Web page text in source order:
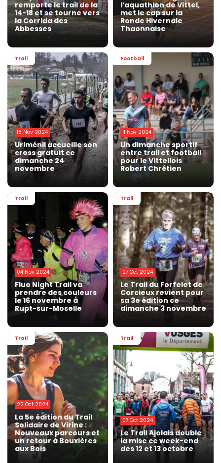
remporte le trail de la
14-18 et se tourne vers
la Corrida des
Abbesses
l’aquathlon de Vittel,
met le cap sur la
Ronde Hivernale
Thaonnaise
Trail
18 Nov 2024
Uriménil accueille son
cross gratuit ce
dimanche 24
novembre
Football
11 Nov 2024
Un dimanche sportif
entre trail et football
pour le Vittellois
Robert Chrétien
Trail
04 Nov 2024
Fluo Night Trail va
prendre des couleurs
le 16 novembre à
Rupt-sur-Moselle
Trail
27 Oct 2024
Le Trail du Forfelet de
Corcieux revient pour
sa 3e édition ce
dimanche 3 novembre
Trail
22 Oct 2024
La 5e édition du Trail
Solidaire de Virine :
Nouveaux parcours et
un retour à Bouxières
aux Bois
Trail
07 Oct 2024
Le Trail Ajolais double
la mise ce week-end
des 12 et 13 octobre